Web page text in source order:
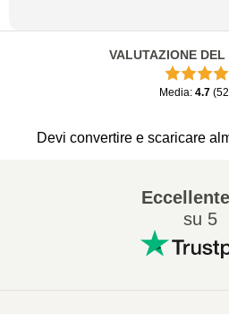
VALUTAZIONE DEL
Media: 4.7 (
Devi convertire e scaricare
Eccellente
su 5